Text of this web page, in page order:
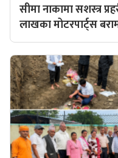
सीमा नाकामा सशस्त्र
लाखका मोटरपार्ट्स